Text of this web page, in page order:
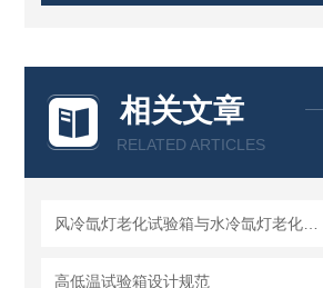
相关文章
RELATED ARTICLES
高低温试验箱设计规范